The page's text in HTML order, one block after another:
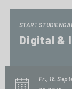
START
Digital &
Fr., 18.